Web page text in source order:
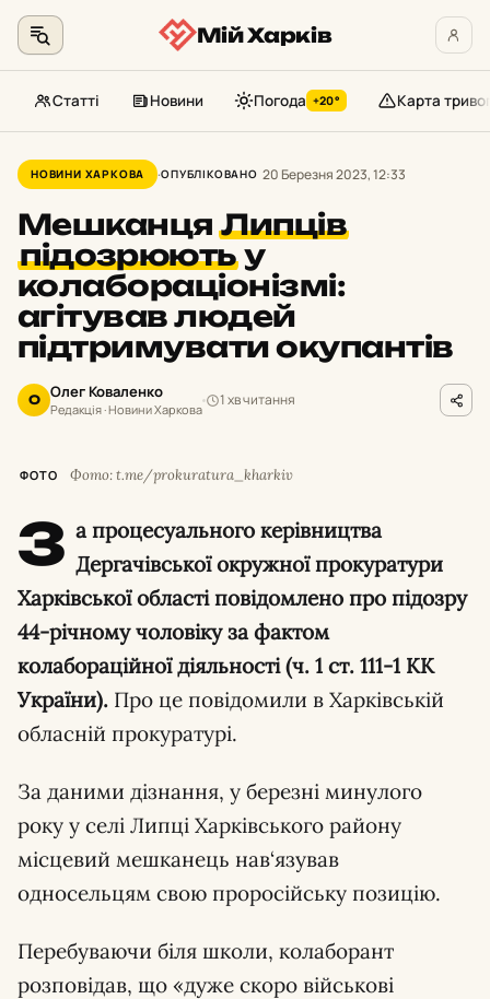
до
контенту
Мій Харків
Статті Новини Погода +20° Карта
НОВИНИ ХАРКОВА ОПУБЛІКОВАНО 20 Березня 2023, 12:33
МешканцяЛипців
підозрюютьу
колабораціонізмі:
агітував людей
підтримувати окупантів
О Олег Коваленко
Редакція · Новини Харкова
1 хв читання
ФОТО Фото: t.me/prokuratura_kharkiv
З а процесуального керівництва
Дергачівської окружної прокуратури
Харківської області повідомлено про підозру
44-річному чоловіку за фактом
колабораційної діяльності (ч. 1 ст. 111-1 КК
України). Про це повідомили в Харківській
обласній прокуратурі.
За даними дізнання, у березні минулого
року у селі Липці Харківського району
місцевий мешканець нав‘язував
односельцям свою проросійську позицію.
Перебуваючи біля школи, колаборант
розповідав, що «дуже скоро військові